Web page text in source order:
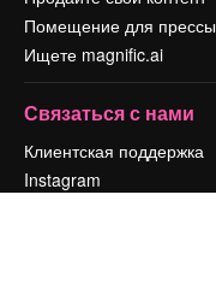
Помещение для прессы
Ищете magnific.ai
Связаться с нами
Клиентская поддержка
Instagram